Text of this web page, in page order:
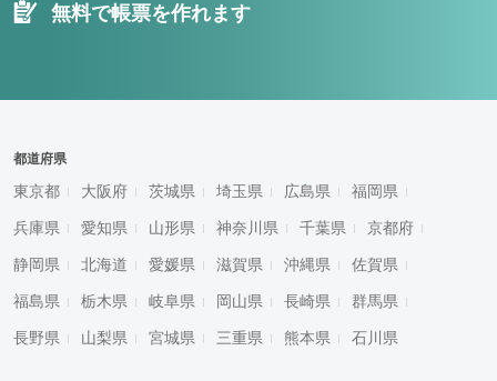
無料で帳票を作れます
都道府県
東京都 大阪府 茨城県 埼玉県 広島県 福岡県
兵庫県 愛知県 山形県 神奈川県 千葉県 京都府
静岡県 北海道 愛媛県 滋賀県 沖縄県 佐賀県
福島県 栃木県 岐阜県 岡山県 長崎県 群馬県
長野県 山梨県 宮城県 三重県 熊本県 石川県